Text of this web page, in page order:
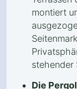
montiert
stehender
Die